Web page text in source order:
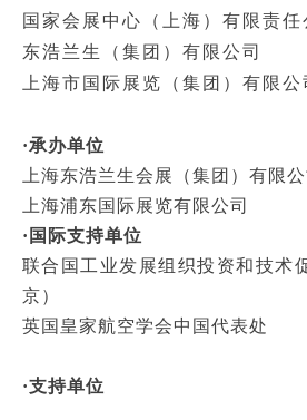
国家会展中心（上海）有限责任
东浩兰生（集团）有限公司
上海市国际展览（集团）有限公
·承办单位
上海东浩兰生会展（集团）有限公
上海浦东国际展览有限公司
·国际支持单位
联合国工业发展组织投资和技术
京）
英国皇家航空学会中国代表处
·支持单位